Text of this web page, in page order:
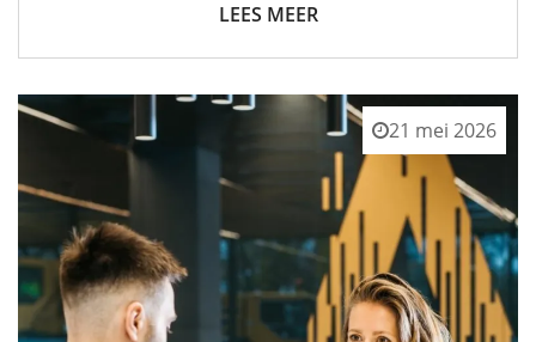
LEES MEER
21 mei 2026